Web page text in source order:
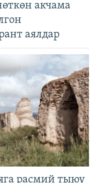
акчама
аялдар
расмий тыюу